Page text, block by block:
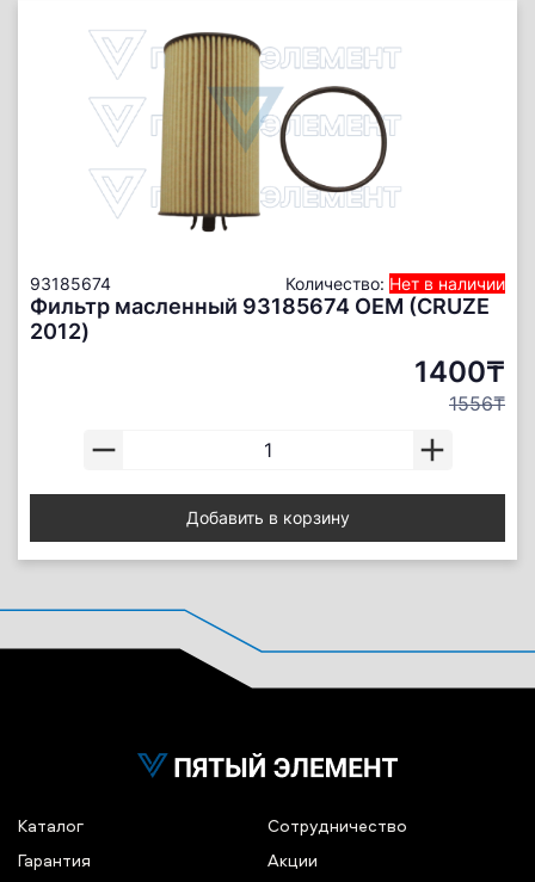
93185674 Количество: Нет в наличии
Фильтр масленный 93185674 ОЕМ (CRUZE
2012)
1400₸
1556₸
Добавить в корзину
Каталог
Гарантия
Сотрудничество
Акции